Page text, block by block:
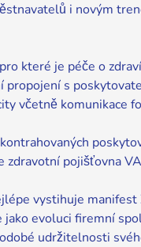
i novým
které je péče o
s
včetně komunikace
zdravotní pojišťovna
vystihuje
jako evoluci firemní
udržitelnosti